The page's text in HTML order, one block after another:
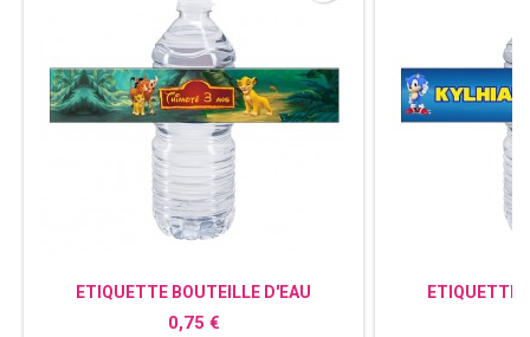
ETIQUETTE BOUTEILLE D'EAU
PERSONNALISÉE LE ROI LION
Prix
0,75 €
ETIQUETTE